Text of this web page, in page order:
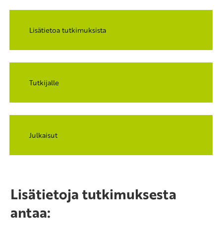
Lisätietoa tutkimuksista
Tutkijalle
Julkaisut
Lisätietoja tutkimuksesta
antaa: